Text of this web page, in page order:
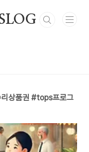
리상품권 #tops프로그